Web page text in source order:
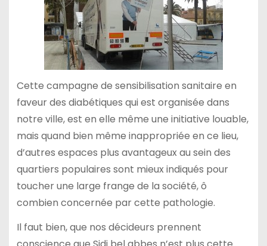
Cette campagne de sensibilisation sanitaire en
faveur des diabétiques qui est organisée dans
notre ville, est en elle même une initiative louable,
mais quand bien même inappropriée en ce lieu,
d’autres espaces plus avantageux au sein des
quartiers populaires sont mieux indiqués pour
toucher une large frange de la société, ô
combien concernée par cette pathologie.
Il faut bien, que nos décideurs prennent